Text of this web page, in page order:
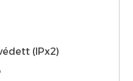
(IPx2)